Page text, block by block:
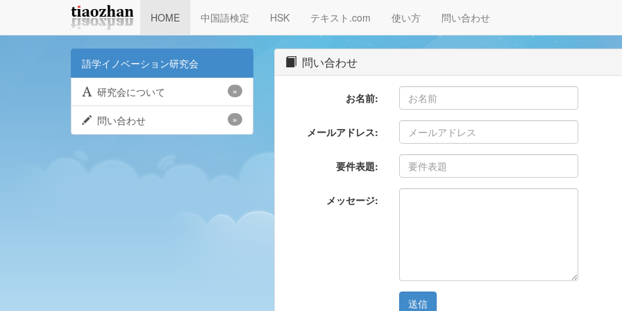
HOME 中国語検定 HSK テキスト.com 使い方 問い合わせ
語学イノベーション研究会
研究会について »
問い合わせ »
問い合わせ
お名前:
メールアドレス:
要件表題:
メッセージ: